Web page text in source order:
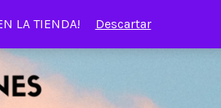
LA TIENDA! Descartar